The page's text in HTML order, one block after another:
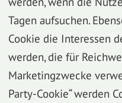
Tagen aufsuchen.
Cookie die Interessen
werden, die für
Marketingzwecke
Party-Cookie“ werden